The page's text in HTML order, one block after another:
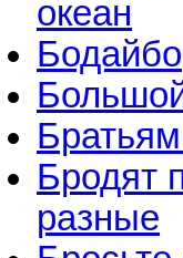
океан
Бодайбо
Бродят
разные